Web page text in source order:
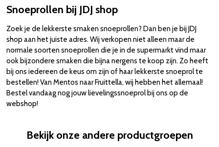
Snoeprollen bij JDJ shop
Zoek je de lekkerste smaken snoeprollen? Dan ben je bij JDJ
shop aan het juiste adres. Wij verkopen niet alleen maar de
normale soorten snoeprollen die je in de supermarkt vind maar
ook bijzondere smaken die bijna nergens te koop zijn. Zo heeft
bij ons iedereen de keus om zijn of haar lekkerste snoeprol te
bestellen! Van Mentos naar Fruittella, wij hebben het allemaal!
Bestel vandaag nog jouw lievelingssnoeprol bij ons op de
webshop!
Bekijk onze andere productgroepen